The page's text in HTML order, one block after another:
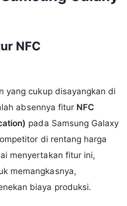
NFC
yang cukup disayangkan di
absennya fitur NFC
pada Samsung Galaxy
di rentang harga
menyertakan fitur ini,
memangkasnya,
biaya produksi.